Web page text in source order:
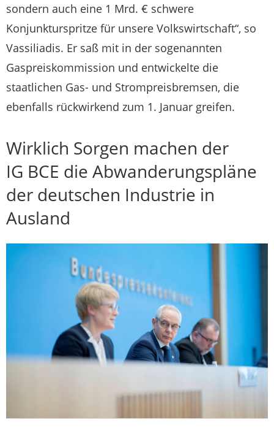
sondern auch eine 1 Mrd. € schwere
Konjunkturspritze für unsere Volkswirtschaft“, so
Vassiliadis. Er saß mit in der sogenannten
Gaspreiskommission und entwickelte die
staatlichen Gas- und Strompreisbremsen, die
ebenfalls rückwirkend zum 1. Januar greifen.
Wirklich Sorgen machen der
IG BCE die Abwanderungspläne
der deutschen Industrie in
Ausland